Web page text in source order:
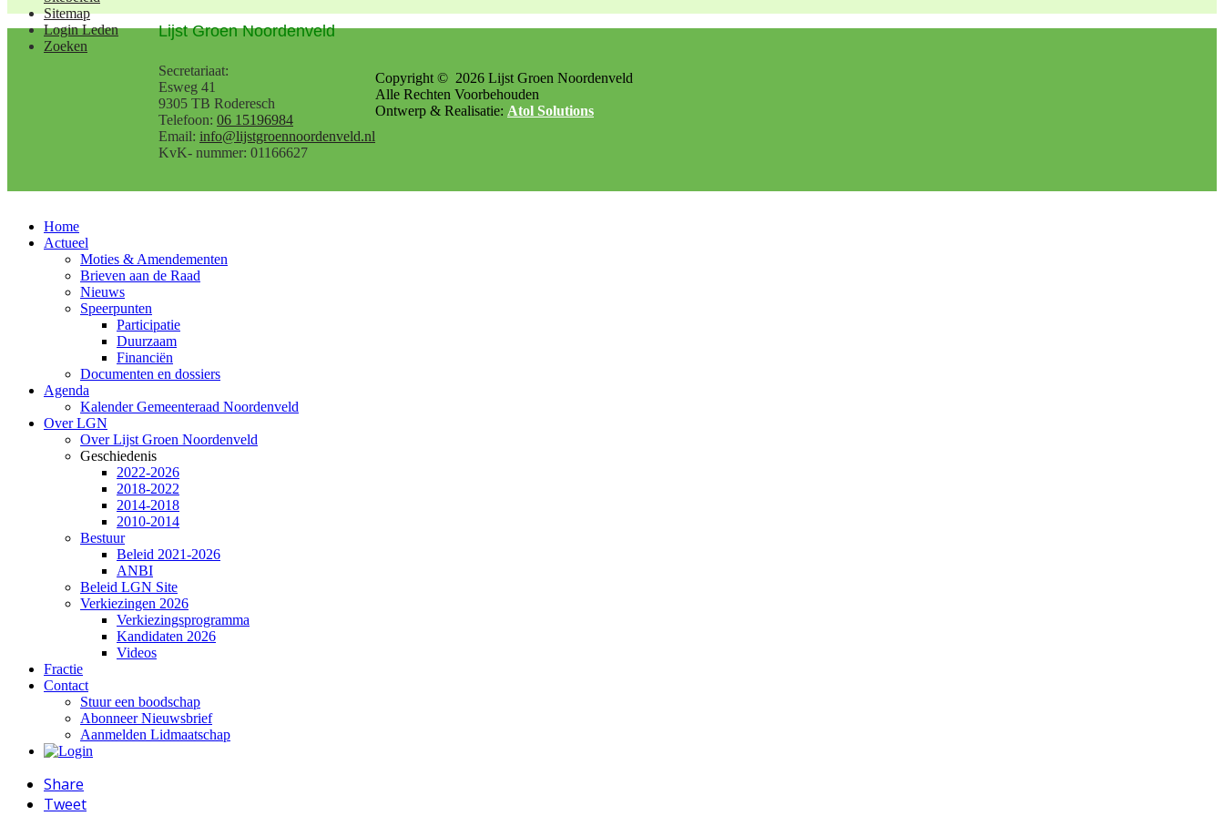
Sitemap
Login Leden
Zoeken
Lijst Groen Noordenveld
Secretariaat:
Esweg 41
9305 TB Roderesch
Telefoon: 06 15196984
Email: info@lijstgroennoordenveld.nl
KvK- nummer: 01166627
Copyright © 2026 Lijst Groen Noordenveld
Alle Rechten Voorbehouden
Ontwerp & Realisatie: Atol Solutions
Home
Actueel
Moties & Amendementen
Brieven aan de Raad
Nieuws
Speerpunten
Participatie
Duurzaam
Financiën
Documenten en dossiers
Agenda
Kalender Gemeenteraad Noordenveld
Over LGN
Over Lijst Groen Noordenveld
Geschiedenis
2022-2026
2018-2022
2014-2018
2010-2014
Bestuur
Beleid 2021-2026
ANBI
Beleid LGN Site
Verkiezingen 2026
Verkiezingsprogramma
Kandidaten 2026
Videos
Fractie
Contact
Stuur een boodschap
Abonneer Nieuwsbrief
Aanmelden Lidmaatschap
Share
Tweet